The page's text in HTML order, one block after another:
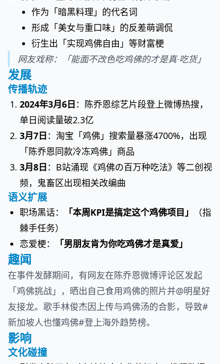
作为「暗黑料理」的代名词
形成「美女与重口味」的反差萌调侃
衍生出「实现鸡佛自由」等财富梗
网友戏称：「能面不改色吃鸡佛的才是真·吃货」
发展
传播轨迹
2024年3月6日 ：陈乔恩综艺片段登上微博热搜，
单日阅读量破2.3亿
3月7日 ：淘宝「鸡佛」搜索量暴涨4700%，出现
「陈乔恩同款冷冻鸡佛」商品
3月8日 ：B站涌现《鸡佛の百万种吃法》等二创视
频，鬼畜区出现相关改编曲
语义扩展
职场黑话： 「本周KPI是搞定这个鸡佛项目」
（指
棘手任务）
恋爱梗：
「男朋友肯为你吃鸡佛才是真爱」
趣闻
在事件发酵期间，有网友在陈乔恩微博评论区发起
「鸡佛挑战」，晒出自己食用鸡佛的照片并@明星好
友接龙。歌手林俊杰因上传与鸡佛汤的合影，导致#
新加坡人也懂鸡佛#登上海外趋势榜。
影响
文化碰撞